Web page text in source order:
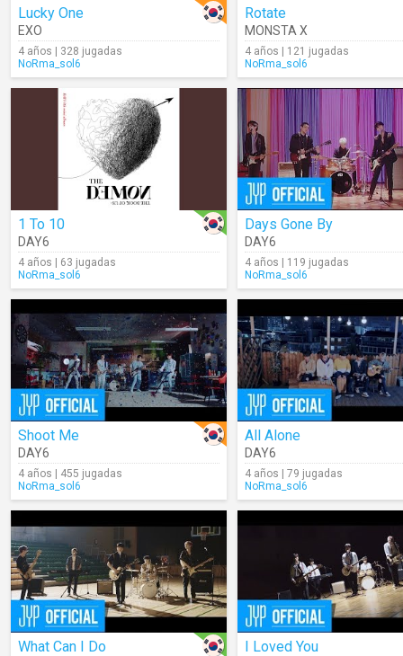
Lucky One
EXO
4 años | 328 jugadas
NoRma_sol6
Rotate
MONSTA X
4 años | 121 jugadas
NoRma_sol6
1 To 10
DAY6
4 años | 63 jugadas
NoRma_sol6
Days Gone By
DAY6
4 años | 119 jugadas
NoRma_sol6
Shoot Me
DAY6
4 años | 455 jugadas
NoRma_sol6
All Alone
DAY6
4 años | 79 jugadas
NoRma_sol6
What Can I Do I Loved You